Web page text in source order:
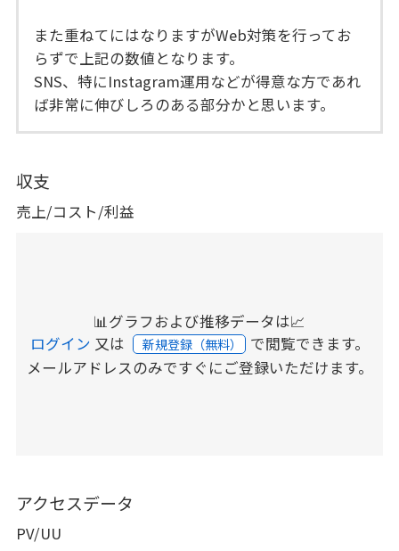
また重ねてにはなりますがWeb対策を行ってお
らずで上記の数値となります。
SNS、特にInstagram運用などが得意な方であれ
ば非常に伸びしろのある部分かと思います。
収支
売上/コスト/利益
📊グラフおよび推移データは📈
ログイン 又は 新規登録（無料） で閲覧できます。
メールアドレスのみですぐにご登録いただけます。
アクセスデータ
PV/UU